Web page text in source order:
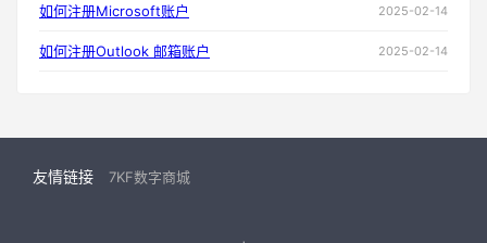
如何注册Microsoft账户 2025-02-14
如何注册Outlook 邮箱账户 2025-02-14
友情链接 7KF数字商城